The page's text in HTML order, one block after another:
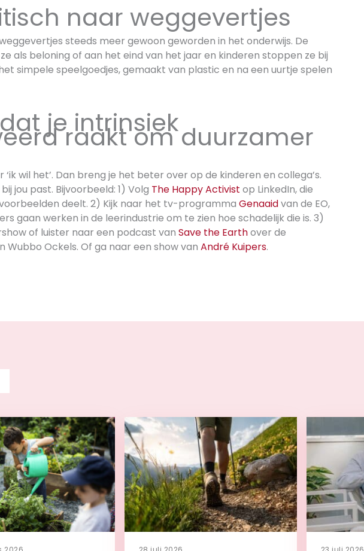
naar weggevertjes
steeds meer gewoon geworden in het onderwijs. De
als beloning of aan het eind van het jaar en kinderen stoppen ze bij
simpele speelgoedjes, gemaakt van plastic en na een uurtje spelen
je intrinsiek
raakt om duurzamer
‘ik wil het’. Dan breng je het beter over op de kinderen en collega’s.
jou past. Bijvoorbeeld: 1) Volg The Happy Activist op LinkedIn, die
deelt. 2) Kijk naar het tv-programma Genaaidvan de EO,
gaan werken in de leerindustrie om te zien hoe schadelijk die is. 3)
of luister naar een podcast van Save the Earthover de
Wubbo Ockels. Of ga naar een show van André Kuipers.